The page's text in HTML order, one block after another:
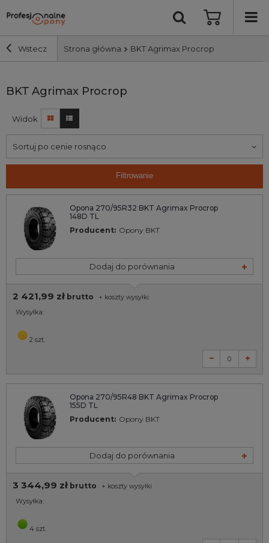
Wstecz Strona główna BKT Agrimax Procrop
Szerokość i profil
Średnica
Producent
Nośność
BKT Agrimax Procrop
Widok
Sortuj po cenie rosnąco
Filtrowanie
Opona 270/95R32 BKT Agrimax Procrop
148D TL
Producent: Opony BKT
Dodaj do porównania
2 421,99 zł brutto + koszty wysyłki
Wysyłka:
2 szt.
Opona 270/95R48 BKT Agrimax Procrop
155D TL
Producent: Opony BKT
Dodaj do porównania
3 344,99 zł brutto + koszty wysyłki
Wysyłka:
4 szt.